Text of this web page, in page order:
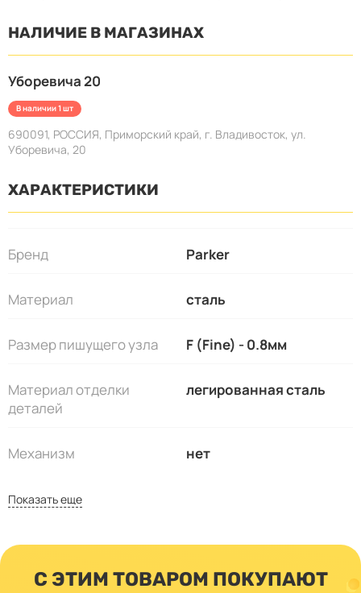
НАЛИЧИЕ В МАГАЗИНАХ
Уборевича 20
В наличии 1 шт
690091, РОССИЯ, Приморский край, г. Владивосток, ул.
Уборевича, 20
ХАРАКТЕРИСТИКИ
Бренд Parker
Материал сталь
Размер пишущего узла F (Fine) - 0.8мм
Материал отделки
деталей
легированная сталь
Механизм нет
Показать еще
С ЭТИМ ТОВАРОМ ПОКУПАЮТ